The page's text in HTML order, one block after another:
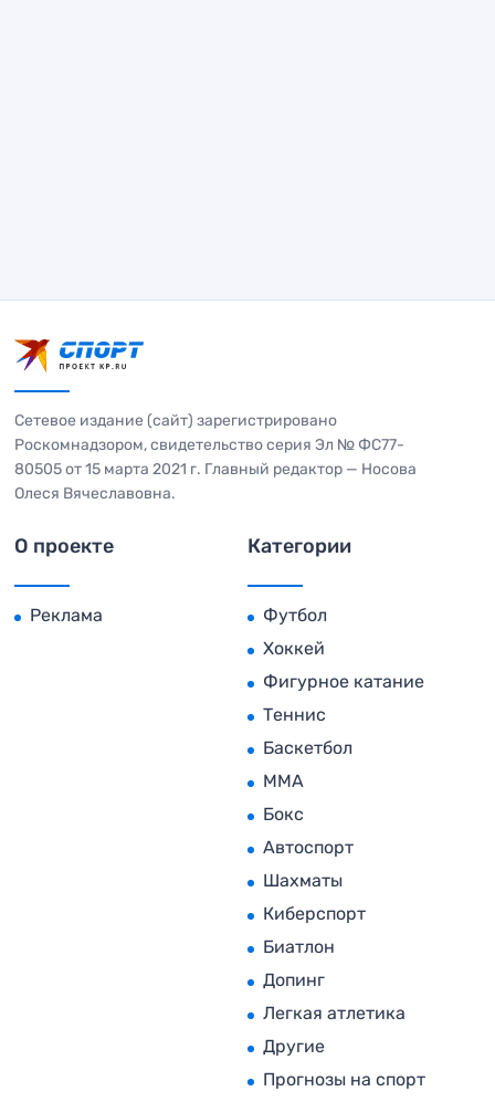
Сетевое издание (сайт) зарегистрировано
Роскомнадзором, свидетельство серия Эл № ФС77-
80505 от 15 марта 2021 г. Главный редактор — Носова
Олеся Вячеславовна.
О проекте
Реклама
Категории
Футбол
Хоккей
Фигурное катание
Теннис
Баскетбол
MMA
Бокс
Автоспорт
Шахматы
Киберспорт
Биатлон
Допинг
Легкая атлетика
Другие
Прогнозы на спорт